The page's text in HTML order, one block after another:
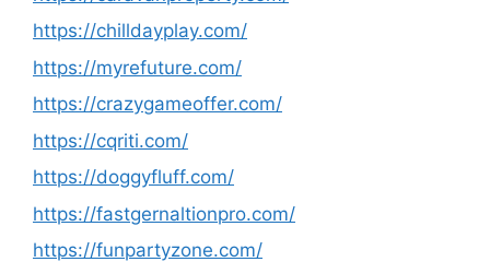
https://chilldayplay.com/
https://myrefuture.com/
https://crazygameoffer.com/
https://cqriti.com/
https://doggyfluff.com/
https://fastgernaltionpro.com/
https://funpartyzone.com/